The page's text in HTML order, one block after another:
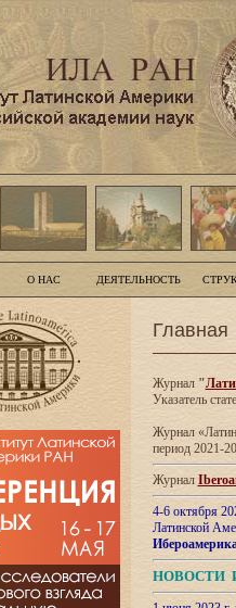
О НАС ДЕЯТЕЛЬНОСТЬ
Главная
Журнал"
Указатель
Журнал
период 2021-
Журнал
4-6 октября
Латинской
НОВОСТИ